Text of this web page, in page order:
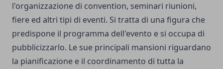
l'organizzazione di convention, seminari riunioni,
fiere ed altri tipi di eventi. Si tratta di una figura che
predispone il programma dell'evento e si occupa di
pubblicizzarlo. Le sue principali mansioni riguardano
la pianificazione e il coordinamento di tutta la